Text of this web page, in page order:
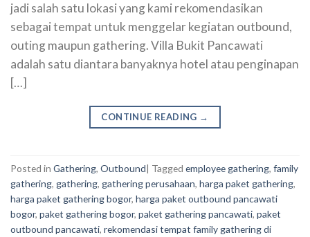
jadi salah satu lokasi yang kami rekomendasikan
sebagai tempat untuk menggelar kegiatan outbound,
outing maupun gathering. Villa Bukit Pancawati
adalah satu diantara banyaknya hotel atau penginapan
[…]
CONTINUE READING →
Posted in Gathering, Outbound| Tagged employee gathering, family
gathering, gathering, gathering perusahaan, harga paket gathering,
harga paket gathering bogor, harga paket outbound pancawati
bogor, paket gathering bogor, paket gathering pancawati, paket
outbound pancawati, rekomendasi tempat family gathering di